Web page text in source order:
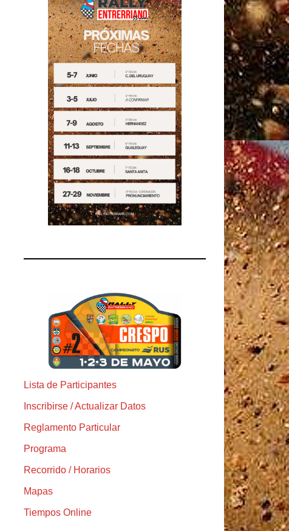
Lista de Participantes
Inscribirse / Actualizar Datos
Reglamento Particular
Programa
Recorrido / Horarios
Mapas
Tiempos Online